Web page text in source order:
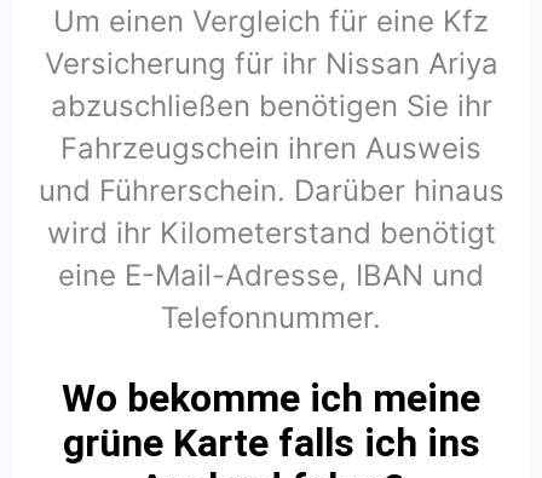
Um einen Vergleich für eine Kfz
Versicherung für ihr Nissan Ariya
abzuschließen benötigen Sie ihr
Fahrzeugschein ihren Ausweis
und Führerschein. Darüber hinaus
wird ihr Kilometerstand benötigt
eine E-Mail-Adresse, IBAN und
Telefonnummer.
Wo bekomme ich meine
grüne Karte falls ich ins